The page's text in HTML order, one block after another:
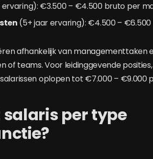
€3.500 – €4.500 bruto per
(5+ jaar ervaring): €4.500 –
afhankelijk van managementtaken
teams. Voor leidinggevende
oplopen tot €7.000 – €9.000
per type